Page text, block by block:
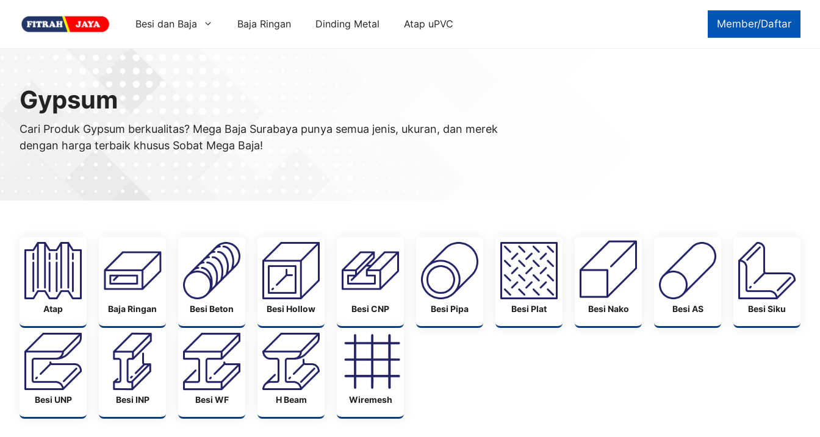
Member/Daftar
Besi dan Baja Baja Ringan Dinding Metal Atap uPVC
Gypsum
Cari Produk Gypsum berkualitas? Mega Baja Surabaya punya semua jenis, ukuran, dan merek
dengan harga terbaik khusus Sobat Mega Baja!
Atap Baja Ringan Besi Beton Besi Hollow Besi CNP Besi Pipa Besi Plat Besi Nako Besi AS Besi Siku
Besi UNP Besi INP Besi WF H Beam Wiremesh